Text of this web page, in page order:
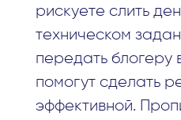
рискуете слить
техническом
передать блогеру
помогут сделать
эффективной.